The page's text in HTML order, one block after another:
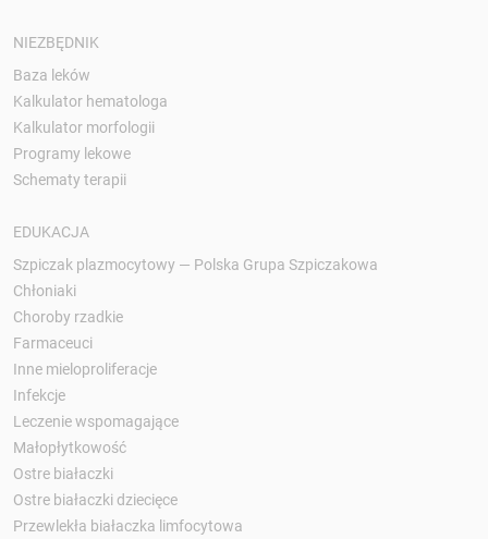
NIEZBĘDNIK
Baza leków
Kalkulator hematologa
Kalkulator morfologii
Programy lekowe
Schematy terapii
EDUKACJA
Szpiczak plazmocytowy — Polska Grupa Szpiczakowa
Chłoniaki
Choroby rzadkie
Farmaceuci
Inne mieloproliferacje
Infekcje
Leczenie wspomagające
Małopłytkowość
Ostre białaczki
Ostre białaczki dziecięce
Przewlekła białaczka limfocytowa